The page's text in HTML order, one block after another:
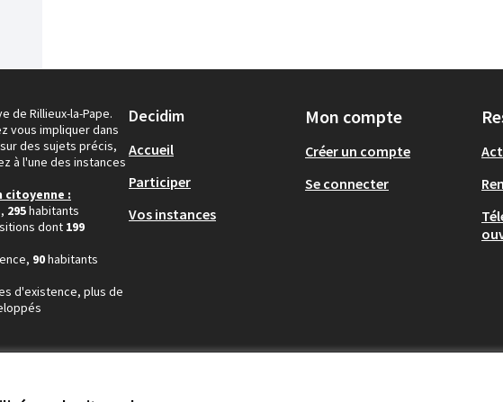
de Rillieux-la-Pape.
vous impliquer dans
des sujets précis,
à l'une des instances
citoyenne :
295habitants
dont 199
90habitants
d'existence, plus de
Decidim
Accueil
Participer
Vos instances
Mon compte
Créer un compte
Se connecter